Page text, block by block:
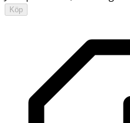
Köp